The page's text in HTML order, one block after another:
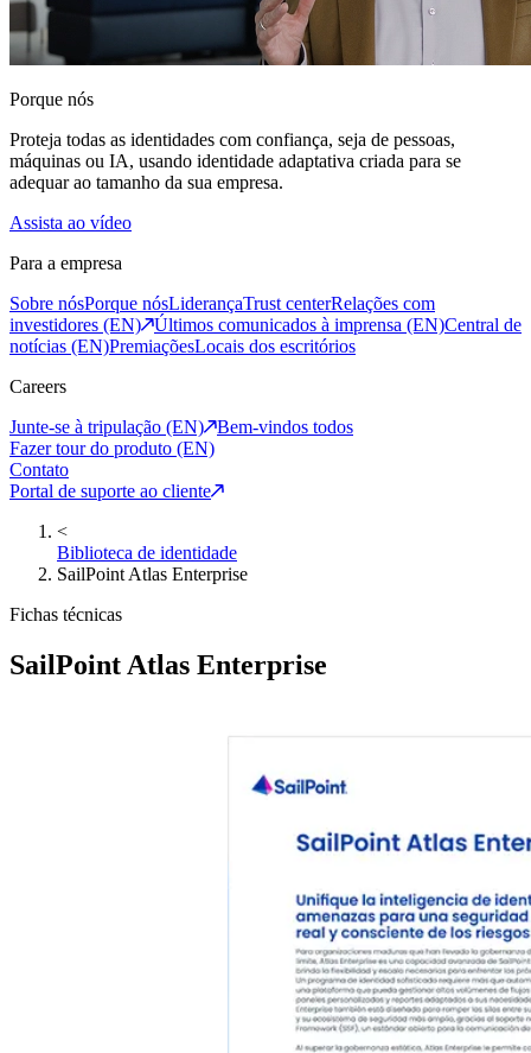
Porque nós
Proteja todas as identidades com confiança, seja de pessoas,
máquinas ou IA, usando identidade adaptativa criada para se
adequar ao tamanho da sua empresa.
Assista ao vídeo
Para a empresa
Sobre nósPorque nósLiderançaTrust centerRelações com
investidores (EN)
Últimos comunicados à imprensa (EN)Central de
notícias (EN)PremiaçõesLocais dos escritórios
Careers
Junte-se à tripulação (EN)
Bem-vindos todos
Fazer tour do produto (EN)
Contato
Portal de suporte ao cliente
<
Biblioteca de identidade
SailPoint Atlas Enterprise
Fichas técnicas
SailPoint Atlas Enterprise